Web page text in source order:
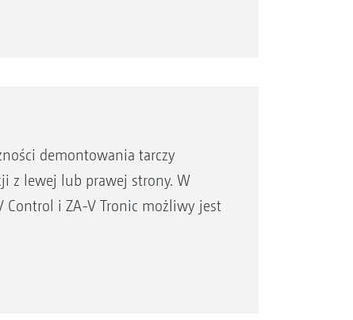
demontowania tarczy
z lewej lub prawej strony. W
Control i ZA-V Tronic możliwy jest